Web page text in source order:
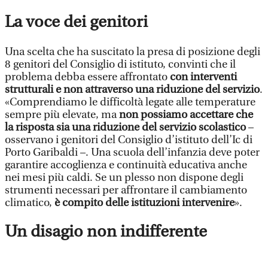
La voce dei genitori
Una scelta che ha suscitato la presa di posizione degli
8 genitori del Consiglio di istituto, convinti che il
problema debba essere affrontato con interventi
strutturali e non attraverso una riduzione del servizio.
«Comprendiamo le difficoltà legate alle temperature
sempre più elevate, manon possiamo accettare che
la risposta sia una riduzione del servizio scolastico–
osservano i genitori del Consiglio d’istituto dell’Ic di
Porto Garibaldi –. Una scuola dell’infanzia deve poter
garantire accoglienza e continuità educativa anche
nei mesi più caldi. Se un plesso non dispone degli
strumenti necessari per affrontare il cambiamento
climatico, è compito delle istituzioni intervenire».
Un disagio non indifferente